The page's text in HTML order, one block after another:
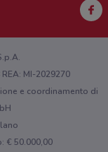
MI-2029270
e coordinamento di
€ 50.000,00